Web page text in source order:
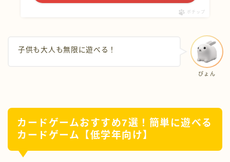
ポチップ
ぴょん
子供も大人も無限に遊べる！
カードゲームおすすめ7選！簡単に遊べる
カードゲーム【低学年向け】